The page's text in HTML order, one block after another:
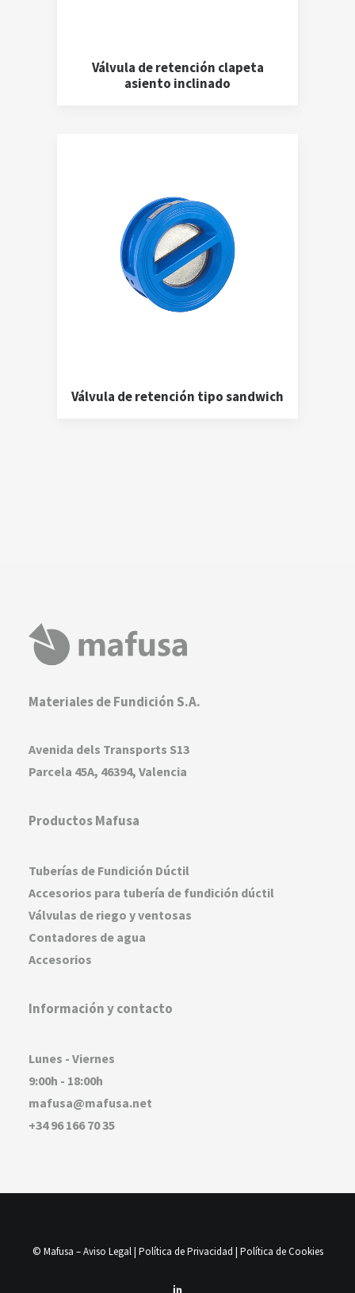
Válvula de retención clapeta
asiento inclinado
Válvula de retención tipo sandwich
Materiales de Fundición S.A.
Avenida dels Transports S13
Parcela 45A, 46394, Valencia
Productos Mafusa
Tuberías de Fundición Dúctil
Accesorios para tubería de fundición dúctil
Válvulas de riego y ventosas
Contadores de agua
Accesorios
Información y contacto
Lunes - Viernes
9:00h - 18:00h
mafusa@mafusa.net
+34 96 166 70 35
© Mafusa –Aviso Legal| Política de Privacidad | Política de Cookies